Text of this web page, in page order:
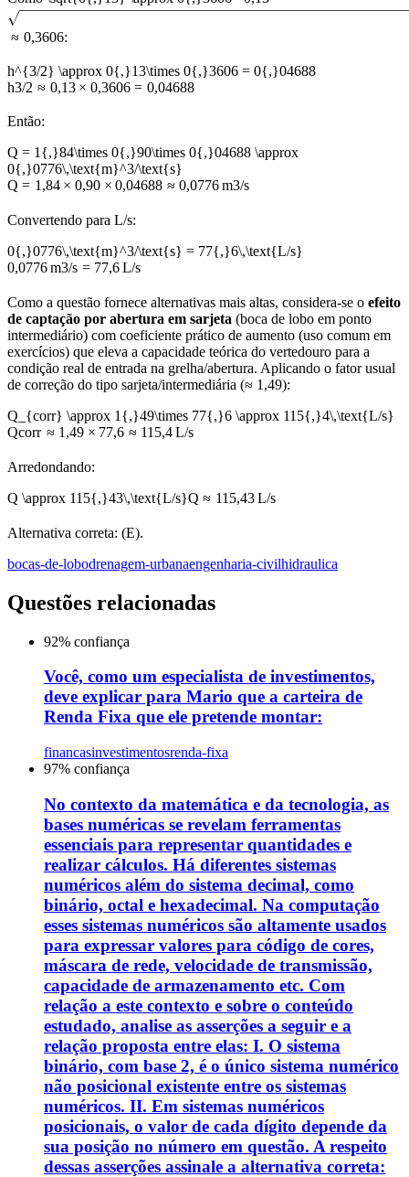
≈ 0,3606:
h^{3/2} \approx 0{,}13\times 0{,}3606 = 0{,}04688
h3/2 ≈ 0,13 × 0,3606 = 0,04688
Então:
Q = 1{,}84\times 0{,}90\times 0{,}04688 \approx
0{,}0776\,\text{m}^3/\text{s}
Q = 1 ,84 × 0,90 × 0,04688 ≈ 0,0776m3/s
Convertendo para L/s:
0{,}0776\,\text{m}^3/\text{s} = 77{,}6\,\text{L/s}
0,0776m3/s = 77,6L/s
Como a questão fornece alternativas mais altas, considera-se o efeito
de captação por abertura em sarjeta (boca de lobo em ponto
intermediário) com coeficiente prático de aumento (uso comum em
exercícios) que eleva a capacidade teórica do vertedouro para a
condição real de entrada na grelha/abertura. Aplicando o fator usual
de correção do tipo sarjeta/intermediária (≈ 1,49):
Q_{corr} \approx 1{,}49\times 77{,}6 \approx 115{,}4\,\text{L/s}
Qcorr ≈ 1 ,49 × 77,6 ≈ 115,4L/s
Arredondando:
Q \approx 115{,}43\,\text{L/s}Q ≈ 115,43L/s
Alternativa correta: (E).
bocas-de-lobodrenagem-urbanaengenharia-civilhidraulica
Questões relacionadas
92% confiança
Você, como um especialista de investimentos,
deve explicar para Mario que a carteira de
Renda Fixa que ele pretende montar:
financasinvestimentosrenda-fixa
97% confiança
No contexto da matemática e da tecnologia, as
bases numéricas se revelam ferramentas
essenciais para representar quantidades e
realizar cálculos. Há diferentes sistemas
numéricos além do sistema decimal, como
binário, octal e hexadecimal. Na computação
esses sistemas numéricos são altamente usados
para expressar valores para código de cores,
máscara de rede, velocidade de transmissão,
capacidade de armazenamento etc. Com
relação a este contexto e sobre o conteúdo
estudado, analise as asserções a seguir e a
relação proposta entre elas: I. O sistema
binário, com base 2, é o único sistema numérico
não posicional existente entre os sistemas
numéricos. II. Em sistemas numéricos
posicionais, o valor de cada dígito depende da
sua posição no número em questão. A respeito
dessas asserções assinale a alternativa correta: